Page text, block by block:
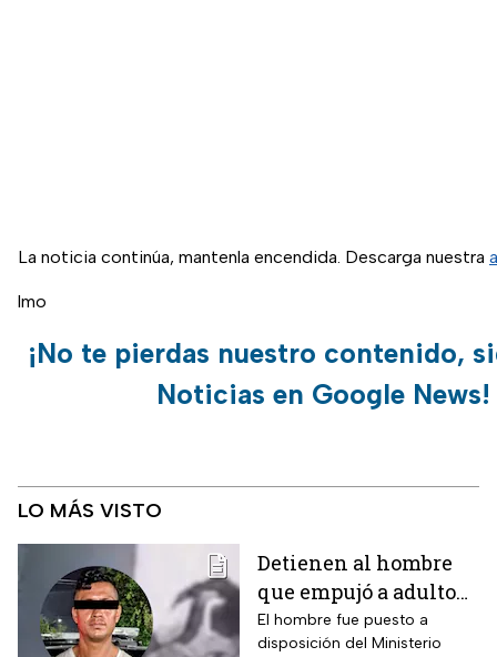
La noticia continúa, mantenla encendida. Descarga nuestra
lmo
¡No te pierdas nuestro contenido,
Noticias en Google News!
LO MÁS VISTO
Detienen al hombre
que empujó a adulto
mayor frente a un
tráiler en Monterrey
El hombre fue puesto a
disposición del Ministerio